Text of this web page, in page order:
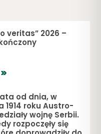
veritas” 2026 –
od dnia, w
1914 roku Austro-
wojnę Serbii.
rozpoczęły się